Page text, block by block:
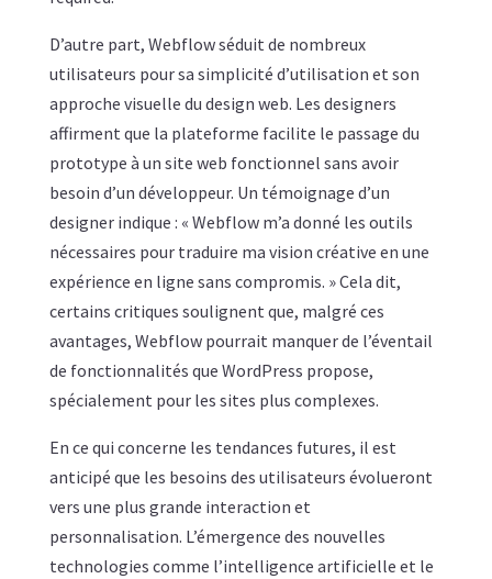
D’autre part, Webflow séduit de nombreux
utilisateurs pour sa simplicité d’utilisation et son
approche visuelle du design web. Les designers
affirment que la plateforme facilite le passage du
prototype à un site web fonctionnel sans avoir
besoin d’un développeur. Un témoignage d’un
designer indique : « Webflow m’a donné les outils
nécessaires pour traduire ma vision créative en une
expérience en ligne sans compromis. » Cela dit,
certains critiques soulignent que, malgré ces
avantages, Webflow pourrait manquer de l’éventail
de fonctionnalités que WordPress propose,
spécialement pour les sites plus complexes.
En ce qui concerne les tendances futures, il est
anticipé que les besoins des utilisateurs évolueront
vers une plus grande interaction et
personnalisation. L’émergence des nouvelles
technologies comme l’intelligence artificielle et le